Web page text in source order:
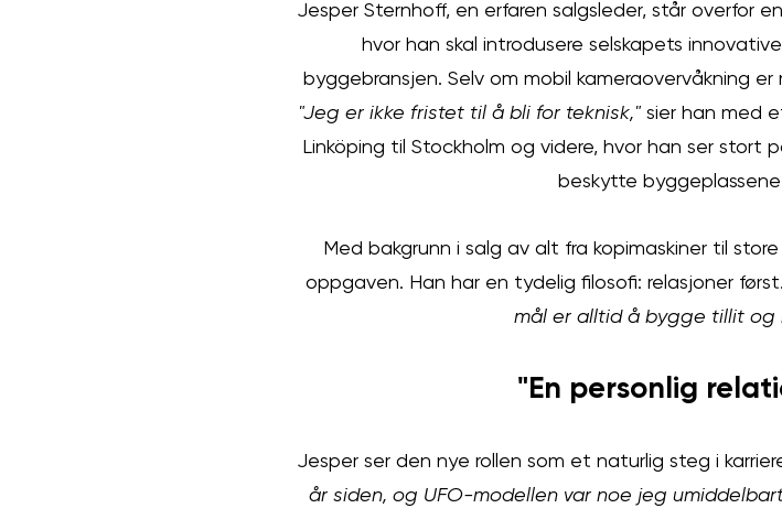
Jesper Sternhoff, en erfaren salgsleder, står overfor
hvor han skal introdusere selskapets
byggebransjen. Selv om mobil kameraovervåkning
"Jeg er ikke fristet til å bli for teknisk," sier han med
Linköping til Stockholm og videre, hvor han ser stort
beskytte
Med bakgrunn i salg av alt fra kopimaskiner til
oppgaven. Han har en tydelig filosofi: relasjoner først.
mål er alltid å bygge tillit og
"En personlig
Jesper ser den nye rollen som et naturlig steg i
år siden, og UFO-modellen var noe jeg